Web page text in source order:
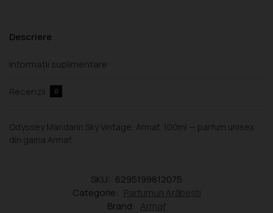
Descriere
Informații suplimentare
Recenzii 0
Odyssey Mandarin Sky Vintage, Armaf, 100ml — parfum unisex
din gama Armaf.
SKU: 6295199812075
Categorie: Parfumuri Arăbești
Brand: Armaf